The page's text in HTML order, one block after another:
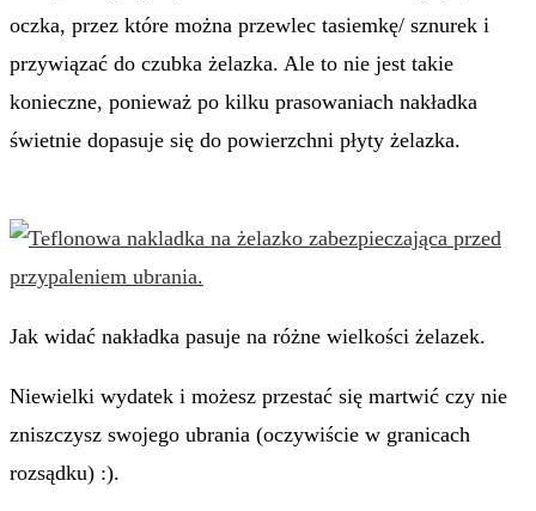
oczka, przez które można przewlec tasiemkę/ sznurek i
przywiązać do czubka żelazka. Ale to nie jest takie
konieczne, ponieważ po kilku prasowaniach nakładka
świetnie dopasuje się do powierzchni płyty żelazka.
Jak widać nakładka pasuje na różne wielkości żelazek.
Niewielki wydatek i możesz przestać się martwić czy nie
zniszczysz swojego ubrania (oczywiście w granicach
rozsądku) :).